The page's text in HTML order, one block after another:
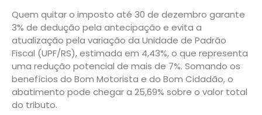
Quem quitar o imposto até 30 de dezembro garante
3% de dedução pela antecipação e evita a
atualização pela variação da Unidade de Padrão
Fiscal (UPF/RS), estimada em 4,43%, o que representa
uma redução potencial de mais de 7%. Somando os
benefícios do Bom Motorista e do Bom Cidadão, o
abatimento pode chegar a 25,69% sobre o valor total
do tributo.